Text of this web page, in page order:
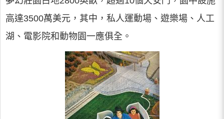
高達3500萬美元，其中，私人運動場、遊樂場、人工
湖、電影院和動物園一應俱全。